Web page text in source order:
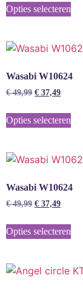
Opties selecteren
Wasabi W10624
€49,99 € 37,49
Opties selecteren
Wasabi W10624
€49,99 € 37,49
Opties selecteren